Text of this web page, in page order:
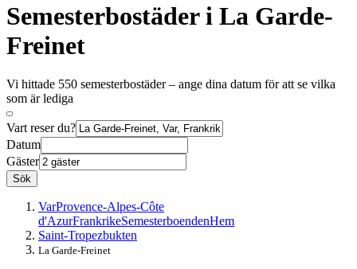
Semesterbostäder i La Garde-
Freinet
Vi hittade 550 semesterbostäder – ange dina datum för att se vilka
som är lediga
Vart reser du?
Datum
Gäster
Sök
VarProvence-Alpes-Côte
d'AzurFrankrikeSemesterboendenHem
Saint-Tropezbukten
La Garde-Freinet